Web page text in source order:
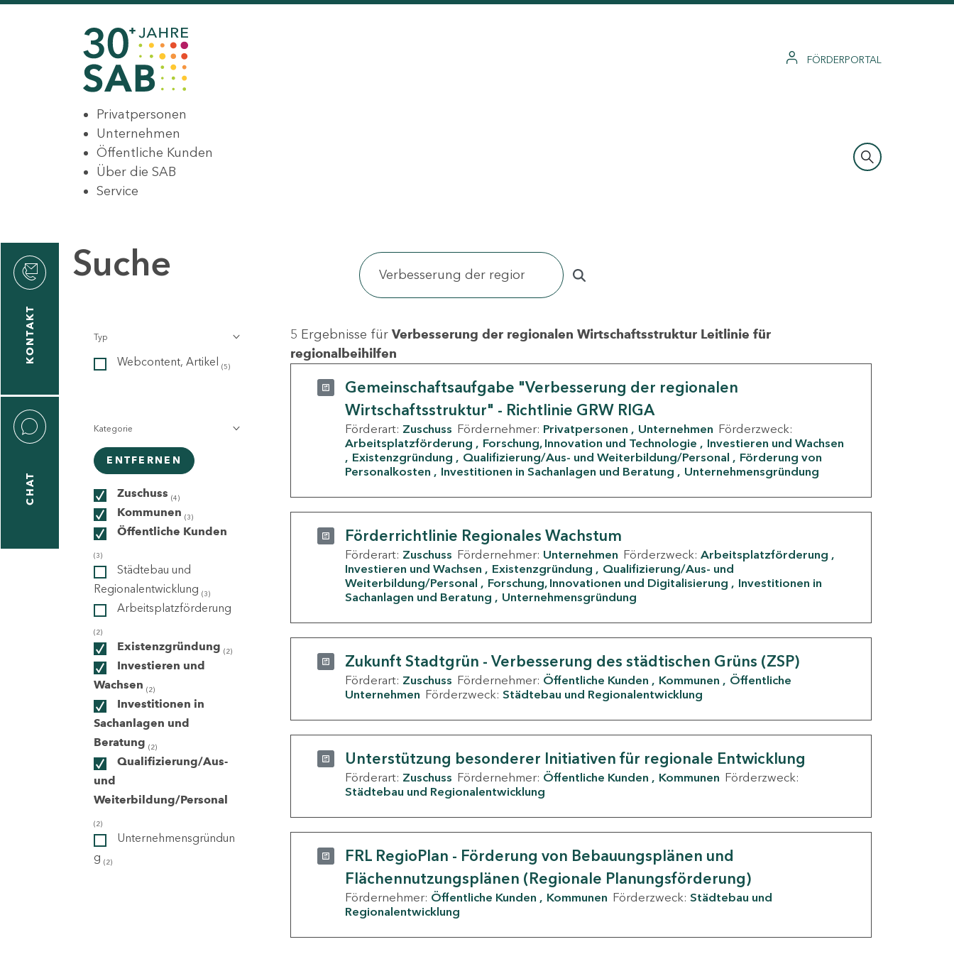
FÖRDERPORTAL
Privatpersonen
Unternehmen
Öffentliche Kunden
Über die SAB
Service
KONTAKT
CHAT
Suche
Typ
Webcontent, Artikel (5)
Kategorie
ENTFERNEN
Zuschuss (4)
Kommunen (3)
Öffentliche Kunden
(3)
Städtebau und
Regionalentwicklung (3)
Arbeitsplatzförderung
(2)
Existenzgründung (2)
Investieren und
Wachsen (2)
Investitionen in
Sachanlagen und
Beratung (2)
Qualifizierung/Aus-
und
Weiterbildung/Personal
(2)
Unternehmensgründun
g (2)
5 Ergebnisse für Verbesserung der regionalen Wirtschaftsstruktur Leitlinie für
regionalbeihilfen
Gemeinschaftsaufgabe "Verbesserung der regionalen
Wirtschaftsstruktur" - Richtlinie GRW RIGA
Förderart: Zuschuss Fördernehmer: Privatpersonen Unternehmen Förderzweck:
Arbeitsplatzförderung
Forschung, Innovation und Technologie
Investieren und Wachsen
Existenzgründung
Qualifizierung/Aus- und Weiterbildung/Personal
Förderung von
Personalkosten
Investitionen in Sachanlagen und Beratung Unternehmensgründung
Förderrichtlinie Regionales Wachstum
Förderart: Zuschuss Fördernehmer: Unternehmen Förderzweck: Arbeitsplatzförderung
Investieren und Wachsen
Existenzgründung
Qualifizierung/Aus- und
Weiterbildung/Personal
Forschung, Innovationen und Digitalisierung
Investitionen in
Sachanlagen und Beratung
Unternehmensgründung
Zukunft Stadtgrün - Verbesserung des städtischen Grüns (ZSP)
Förderart: Zuschuss Fördernehmer: Öffentliche Kunden Kommunen
Öffentliche
Unternehmen Förderzweck: Städtebau und Regionalentwicklung
Unterstützung besonderer Initiativen für regionale Entwicklung
Förderart: Zuschuss Fördernehmer: Öffentliche Kunden Kommunen Förderzweck:
Städtebau und Regionalentwicklung
FRL RegioPlan - Förderung von Bebauungsplänen und
Flächennutzungsplänen (Regionale Planungsförderung)
Fördernehmer: Öffentliche Kunden Kommunen Förderzweck: Städtebau und
Regionalentwicklung